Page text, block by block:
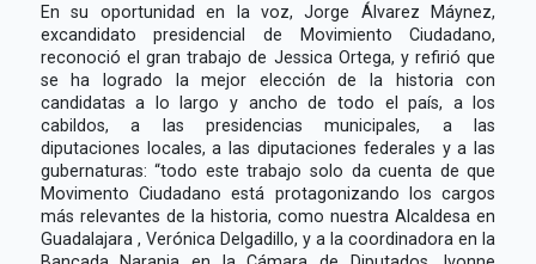
En su oportunidad en la voz, Jorge Álvarez Máynez,
excandidato presidencial de Movimiento Ciudadano,
reconoció el gran trabajo de Jessica Ortega, y refirió que
se ha logrado la mejor elección de la historia con
candidatas a lo largo y ancho de todo el país, a los
cabildos, a las presidencias municipales, a las
diputaciones locales, a las diputaciones federales y a las
gubernaturas: “todo este trabajo solo da cuenta de que
Movimento Ciudadano está protagonizando los cargos
más relevantes de la historia, como nuestra Alcaldesa en
Guadalajara , Verónica Delgadillo, y a la coordinadora en la